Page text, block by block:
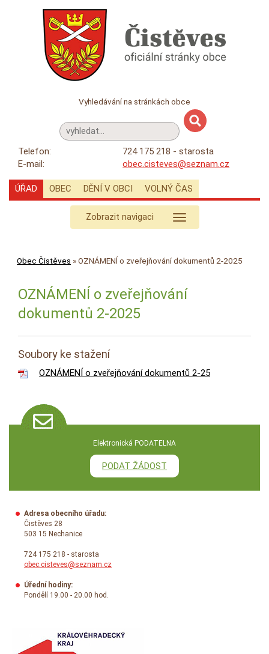
Vyhledávání na stránkách obce
Telefon:
724 175 218 - starosta
E-mail:
obec.cisteves@seznam.cz
ÚŘAD OBEC DĚNÍ V OBCI VOLNÝ ČAS
Zobrazit navigaci
Obec Čistěves »OZNÁMENÍ o zveřejňování dokumentů 2-2025
OZNÁMENÍ o zveřejňování
dokumentů 2-2025
Soubory ke stažení
OZNÁMENÍ o zveřejňování dokumentů 2-25
Elektronická PODATELNA
PODAT ŽÁDOST
Adresa obecního úřadu:
Čistěves 28
503 15 Nechanice
724 175 218 - starosta
obec.cisteves@seznam.cz
Úřední hodiny:
Pondělí 19.00 - 20.00 hod.